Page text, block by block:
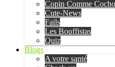
Copin Comme
Cute-News
Fails
Les Bouffistas
Quiz
Blogs
A votre santé